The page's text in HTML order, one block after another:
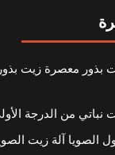
بذور معصرة زيت
نباتي من الدرجة
الصويا آلة زيت